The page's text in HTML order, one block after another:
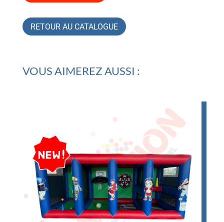
RETOUR AU CATALOGUE
VOUS AIMEREZ AUSSI :